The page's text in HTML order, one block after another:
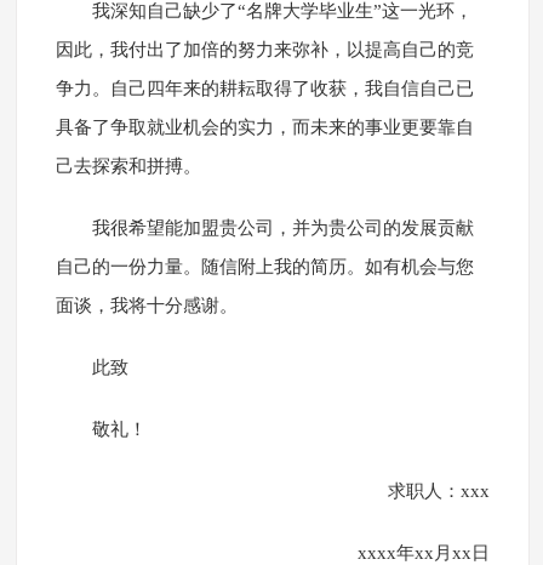
我深知自己缺少了“名牌大学毕业生”这一光环，
因此，我付出了加倍的努力来弥补，以提高自己的竞
争力。自己四年来的耕耘取得了收获，我自信自己已
具备了争取就业机会的实力，而未来的事业更要靠自
己去探索和拼搏。
我很希望能加盟贵公司，并为贵公司的发展贡献
自己的一份力量。随信附上我的简历。如有机会与您
面谈，我将十分感谢。
此致
敬礼！
求职人：xxx
xxxx年xx月xx日